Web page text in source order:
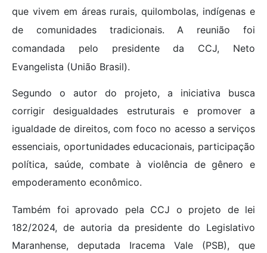
que vivem em áreas rurais, quilombolas, indígenas e
de comunidades tradicionais. A reunião foi
comandada pelo presidente da CCJ, Neto
Evangelista (União Brasil).
Segundo o autor do projeto, a iniciativa busca
corrigir desigualdades estruturais e promover a
igualdade de direitos, com foco no acesso a serviços
essenciais, oportunidades educacionais, participação
política, saúde, combate à violência de gênero e
empoderamento econômico.
Também foi aprovado pela CCJ o projeto de lei
182/2024, de autoria da presidente do Legislativo
Maranhense, deputada Iracema Vale (PSB), que